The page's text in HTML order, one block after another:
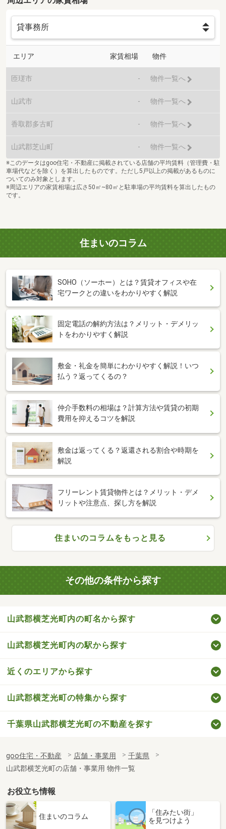
エリア 家賃相場 物件
匝瑳市 - 物件一覧へ
山武市 - 物件一覧へ
香取郡多古町 - 物件一覧へ
山武郡芝山町 - 物件一覧へ
※このデータはgoo住宅・不動産に掲載されている店舗の平均賃料（管理費・駐
車場代などを除く）を算出したものです。ただし5戸以上の掲載があるものに
ついてのみ対象とします。
※周辺エリアの家賃相場は広さ50㎡~80㎡と駐車場の平均賃料を算出したもの
です。
住まいのコラム
SOHO（ソーホー）とは？賃貸オフィスや在
宅ワークとの違いをわかりやすく解説
固定電話の解約方法は？メリット・デメリッ
トをわかりやすく解説
敷金・礼金を簡単にわかりやすく解説！いつ
払う？返ってくるの？
仲介手数料の相場は？計算方法や賃貸の初期
費用を抑えるコツを解説
敷金は返ってくる？返還される割合や時期を
解説
フリーレント賃貸物件とは？メリット・デメ
リットや注意点、探し方を解説
住まいのコラムをもっと見る
その他の条件から探す
山武郡横芝光町内の町名から探す
山武郡横芝光町内の駅から探す
近くのエリアから探す
山武郡横芝光町の特集から探す
千葉県山武郡横芝光町の不動産を探す
goo住宅・不動産 店舗・事業用
千葉県
山武郡横芝光町の店舗・事業用 物件一覧
お役立ち情報
住まいのコラム
「住みたい街」
を見つけよう